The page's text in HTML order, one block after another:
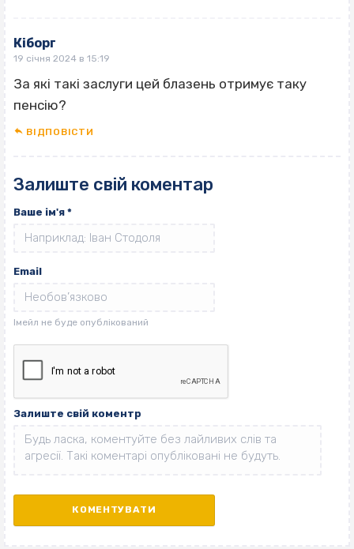
Кіборг
19 січня 2024 в 15:19
За які такі заслуги цей блазень отримує таку
пенсію?
ВІДПОВІCТИ
Залиште свій коментар
Ваше ім'я *
Email
Залиште свій коментр